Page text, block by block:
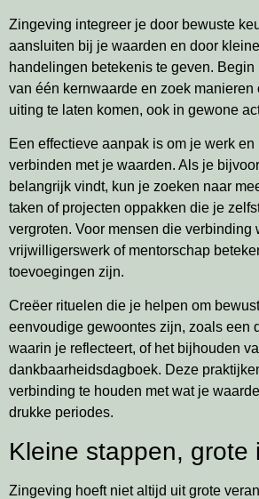
Zingeving integreer je door bewuste
aansluiten bij je waarden en door
handelingen betekenis te geven. Begin
van één kernwaarde en zoek manieren
uiting te laten komen, ook in gewone
Een effectieve aanpak is om je werk en
verbinden met je waarden. Als je
belangrijk vindt, kun je zoeken naar
taken of projecten oppakken die je
vergroten. Voor mensen die verbinding
vrijwilligerswerk of mentorschap
toevoegingen zijn.
Creëer rituelen die je helpen om
eenvoudige gewoontes zijn, zoals een
waarin je reflecteert, of het bijhouden
dankbaarheidsdagboek. Deze
verbinding te houden met wat je
drukke periodes.
Kleine stappen, grote
Zingeving hoeft niet altijd uit grote